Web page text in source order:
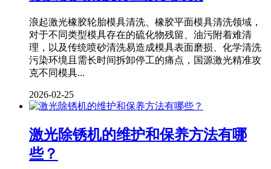
浪起激光橡胶轮胎模具清洗、橡胶平面模具清洗领域，
对于不同类型模具存在的硫化物残留、油污附着难清
理，以及传统喷砂清洗易造成模具表面磨损、化学清洗
污染环境且需长时间拆卸停工的痛点，国源激光精准攻
克不同模具...
2026-02-25
激光除锈机的维护和保养方法有哪
些？